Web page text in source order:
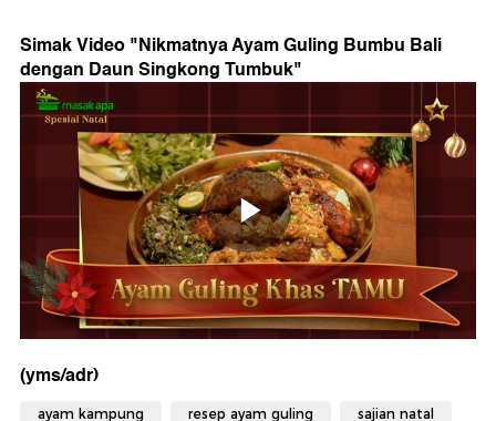
Simak Video "Nikmatnya Ayam Guling Bumbu Bali
dengan Daun Singkong Tumbuk"
(yms/adr)
ayam kampung resep ayam guling sajian natal